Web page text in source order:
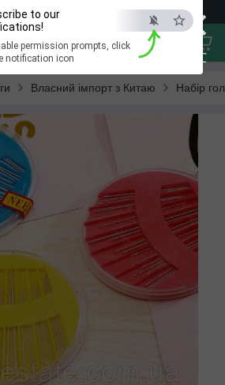
×
ESC
to our
permission prompts, click
notification icon
Власний імпорт з Китаю Набір